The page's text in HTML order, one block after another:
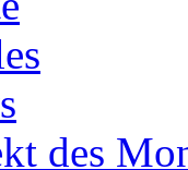
des